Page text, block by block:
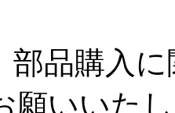
品購入
願いいた